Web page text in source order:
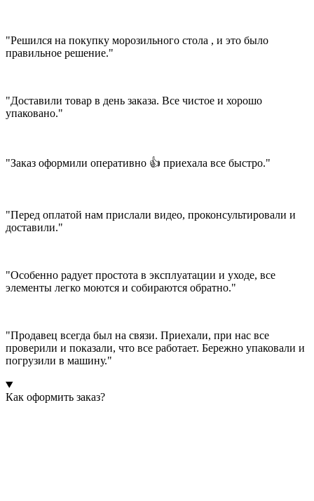
"Решился на покупку морозильного стола , и это было
правильное решение."
"Доставили товар в день заказа. Все чистое и хорошо
упаковано."
"Заказ оформили оперативно 👍 приехала все быстро."
"Перед оплатой нам прислали видео, проконсультировали и
доставили."
"Особенно радует простота в эксплуатации и уходе, все
элементы легко моются и собираются обратно."
"Продавец всегда был на связи. Приехали, при нас все
проверили и показали, что все работает. Бережно упаковали и
погрузили в машину."
Как оформить заказ?